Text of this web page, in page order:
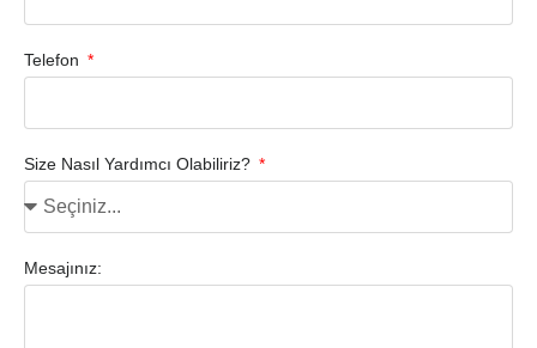
Telefon
Size Nasıl Yardımcı Olabiliriz?
Mesajınız: